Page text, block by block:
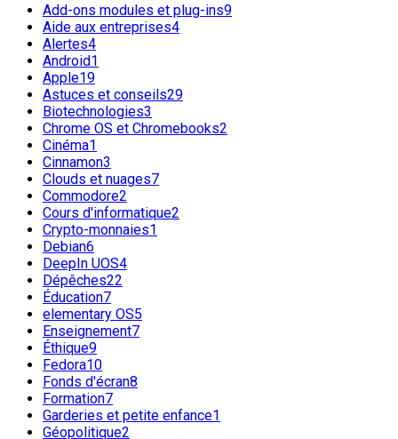
Add-ons modules et plug-ins9
Aide aux entreprises4
Alertes4
Android1
Apple19
Astuces et conseils29
Biotechnologies3
Chrome OS et Chromebooks2
Cinéma1
Cinnamon3
Clouds et nuages7
Commodore2
Cours d'informatique2
Crypto-monnaies1
Debian6
DeepIn UOS4
Dépêches22
Éducation7
elementary OS5
Enseignement7
Éthique9
Fedora10
Fonds d'écran8
Formation7
Garderies et petite enfance1
Géopolitique2